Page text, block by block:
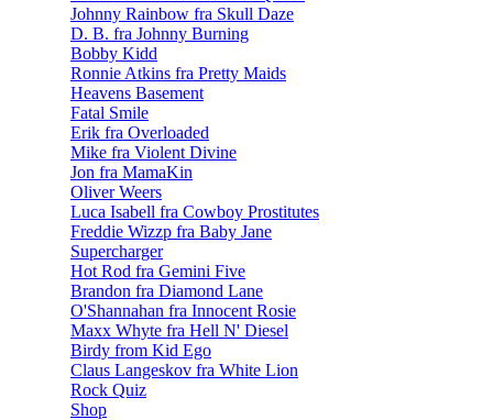
Johnny Rainbow fra Skull Daze
D. B. fra Johnny Burning
Bobby Kidd
Ronnie Atkins fra Pretty Maids
Heavens Basement
Fatal Smile
Erik fra Overloaded
Mike fra Violent Divine
Jon fra MamaKin
Oliver Weers
Luca Isabell fra Cowboy Prostitutes
Freddie Wizzp fra Baby Jane
Supercharger
Hot Rod fra Gemini Five
Brandon fra Diamond Lane
O'Shannahan fra Innocent Rosie
Maxx Whyte fra Hell N' Diesel
Birdy from Kid Ego
Claus Langeskov fra White Lion
Rock Quiz
Shop